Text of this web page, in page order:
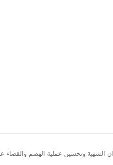
الشهية وتحسين عملية الهضم والقضاء